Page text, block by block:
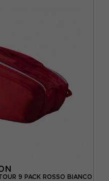
9 PACK ROSSO BIANCO